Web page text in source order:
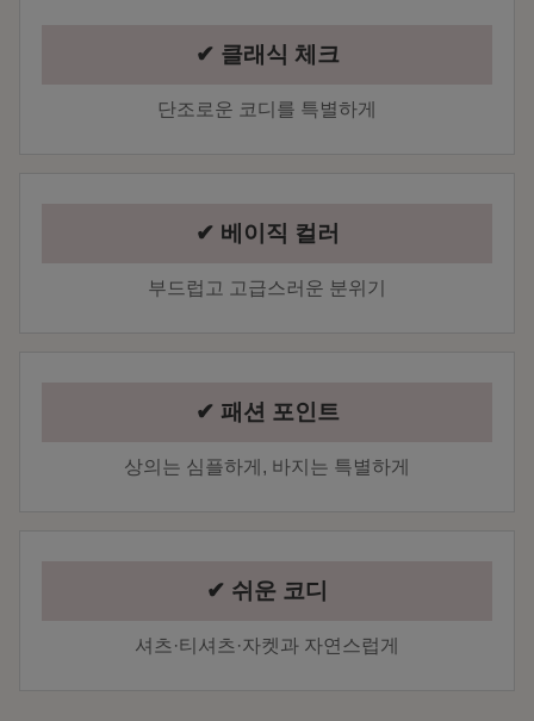
✔ 클래식 체크
단조로운 코디를 특별하게
✔ 베이직 컬러
부드럽고 고급스러운 분위기
✔ 패션 포인트
상의는 심플하게, 바지는 특별하게
✔ 쉬운 코디
셔츠·티셔츠·자켓과 자연스럽게